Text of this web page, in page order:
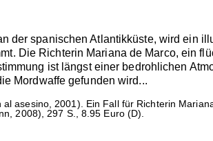
der spanischen Atlantikküste, wird ein
Die Richterin Mariana de Marco, ein
ist längst einer bedrohlichen
Mordwaffe gefunden wird...
al asesino, 2001). Ein Fall für Richterin
2008), 297 S., 8.95 Euro (D).